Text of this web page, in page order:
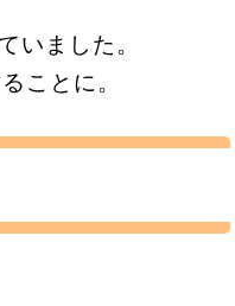
ました。
ことに。